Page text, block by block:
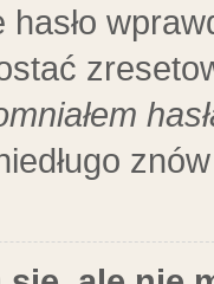
hasło